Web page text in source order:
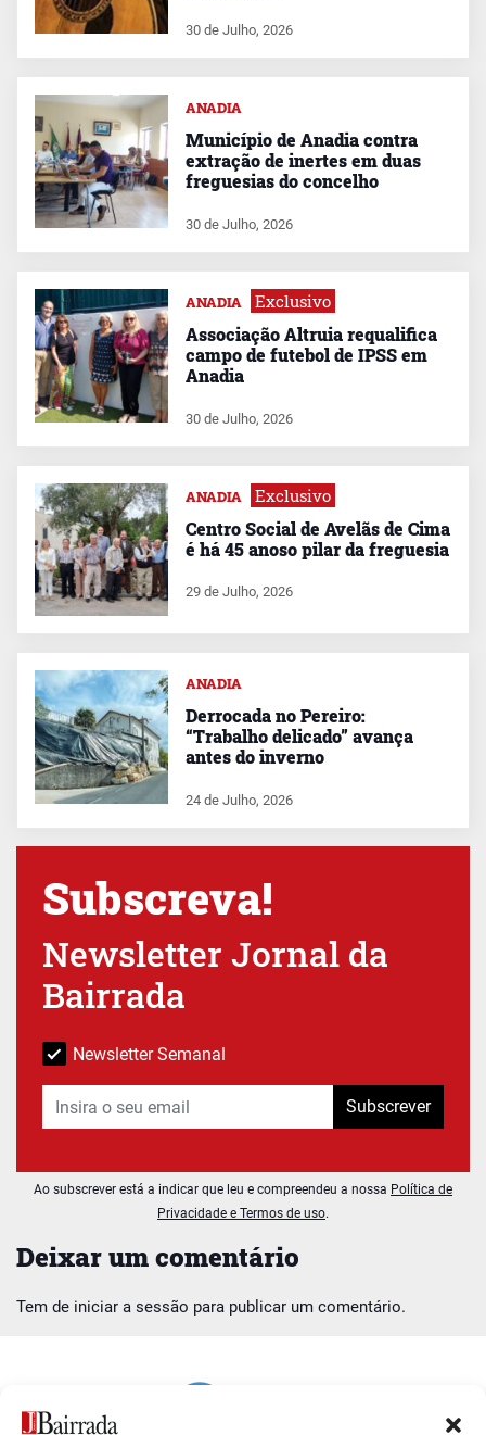
Deixar um comentário
Tem de iniciar a sessão para publicar um comentário.
30 de Julho, 2026
ANADIA
Município de Anadia contra
extração de inertes em duas
freguesias do concelho
30 de Julho, 2026
ANADIA Exclusivo
Associação Altruia requalifica
campo de futebol de IPSS em
Anadia
30 de Julho, 2026
ANADIA Exclusivo
Centro Social de Avelãs de Cima
é há 45 anoso pilar da freguesia
29 de Julho, 2026
ANADIA
Derrocada no Pereiro:
“Trabalho delicado” avança
antes do inverno
24 de Julho, 2026
Subscreva!
Newsletter Jornal da
Bairrada
Newsletter Semanal
Subscrever
Ao subscrever está a indicar que leu e compreendeu a nossa Política de
Privacidade e Termos de uso.